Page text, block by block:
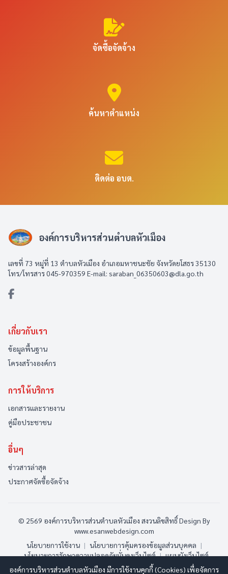
จัดซื้อจัดจ้าง
ค้นหาตำแหน่ง
ติดต่อ อบต.
องค์การบริหารส่วนตำบลหัวเมือง
เลขที่ 73 หมู่ที่ 13 ตำบลหัวเมือง อำเภอมหาชนะชัย จังหวัดยโสธร 35130
โทร/โทรสาร 045-970359 E-mail: saraban_06350603@dla.go.th
เกี่ยวกับเรา
ข้อมูลพื้นฐาน
โครงสร้างองค์กร
การให้บริการ
เอกสารและรายงาน
คู่มือประชาชน
อื่นๆ
ข่าวสารล่าสุด
ประกาศจัดซื้อจัดจ้าง
© 2569 องค์การบริหารส่วนตำบลหัวเมือง สงวนลิขสิทธิ์Design By
www.esanwebdesign.com
นโยบายการใช้งาน | นโยบายการคุ้มครองข้อมูลส่วนบุคคล |
นโยบายการรักษาความปลอดภัยมั่นคงเว็บไซต์ | แผนผังเว็บไซต์
องค์การบริหารส่วนตำบลหัวเมือง มีการใช้งานคุกกี้ (Cookies) เพื่อจัดการ